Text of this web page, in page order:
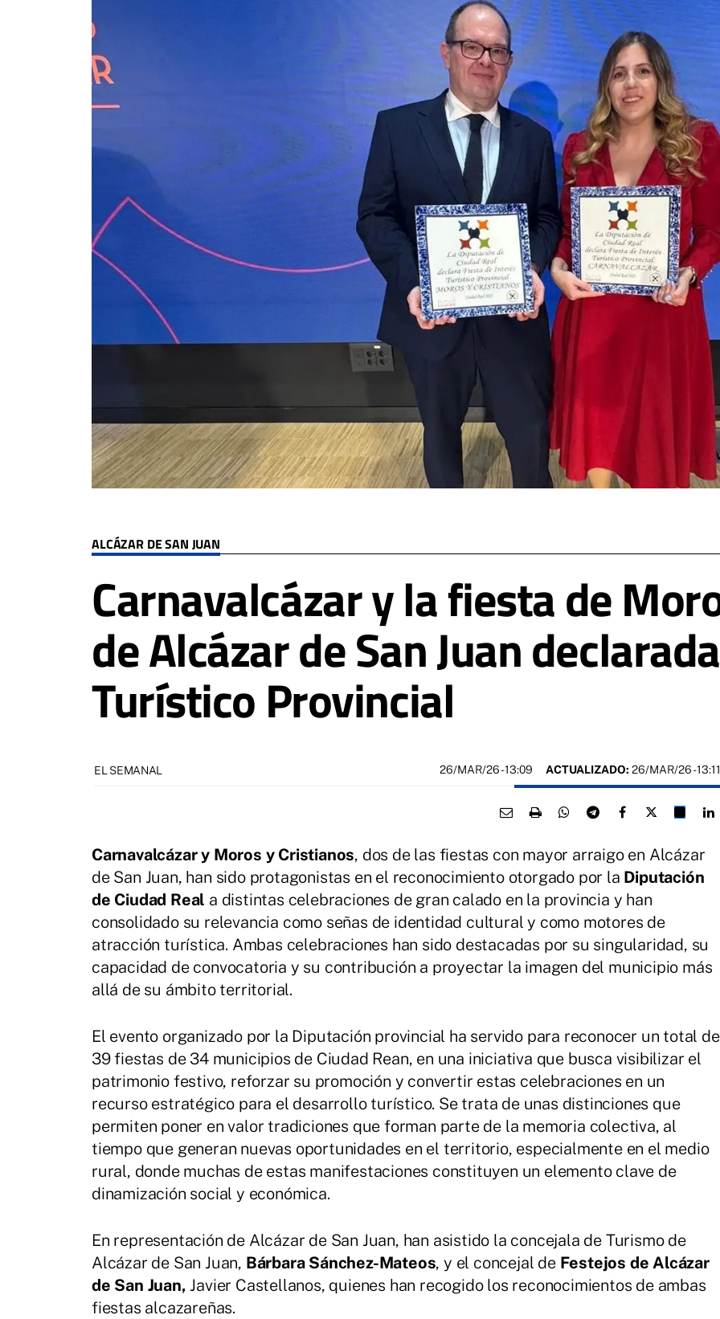
ALCÁZAR DE SAN JUAN
Carnavalcázar y la fiesta de
de Alcázar de San Juan
Turístico Provincial
EL SEMANAL 26/MAR/26- 13:09 ACTUALIZADO: 26/MAR/26 - 13:11
Carnavalcázar y Moros y Cristianos, dos de las fiestas con mayor arraigo en Alcázar
de San Juan, han sido protagonistas en el reconocimiento otorgado por la Diputación
de Ciudad Real a distintas celebraciones de gran calado en la provincia y han
consolidado su relevancia como señas de identidad cultural y como motores de
atracción turística. Ambas celebraciones han sido destacadas por su singularidad, su
capacidad de convocatoria y su contribución a proyectar la imagen del municipio más
allá de su ámbito territorial.
El evento organizado por la Diputación provincial ha servido para reconocer un total de
39 fiestas de 34 municipios de Ciudad Rean, en una iniciativa que busca visibilizar el
patrimonio festivo, reforzar su promoción y convertir estas celebraciones en un
recurso estratégico para el desarrollo turístico. Se trata de unas distinciones que
permiten poner en valor tradiciones que forman parte de la memoria colectiva, al
tiempo que generan nuevas oportunidades en el territorio, especialmente en el medio
rural, donde muchas de estas manifestaciones constituyen un elemento clave de
dinamización social y económica.
En representación de Alcázar de San Juan, han asistido la concejala de Turismo de
Alcázar de San Juan, Bárbara Sánchez-Mateos, y el concejal de Festejos de Alcázar
de San Juan, Javier Castellanos, quienes han recogido los reconocimientos de ambas
fiestas alcazareñas.